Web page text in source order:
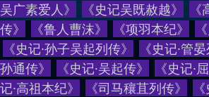
吴广素爱人》 《史记吴既赦越》 《
传》 《鲁人曹沫》 《项羽本纪》 《
《史记·孙子吴起列传》 《史记·管
孙通传》 《史记·吴起传》 《史记·
记·高祖本纪》 《司马穰苴列传》 《